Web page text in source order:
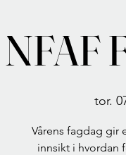
NFAF
tor.
Vårens fagdag
innsikt i hvordan